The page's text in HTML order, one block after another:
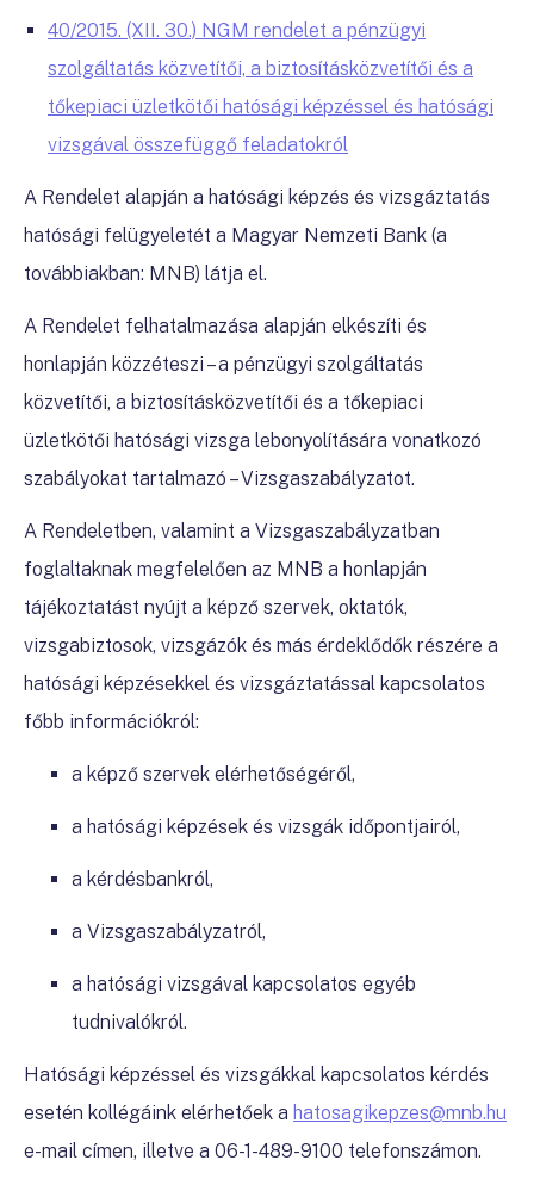
40/2015. (XII. 30.) NGM rendelet a pénzügyi
szolgáltatás közvetítői, a biztosításközvetítői és a
tőkepiaci üzletkötői hatósági képzéssel és hatósági
vizsgával összefüggő feladatokról
A Rendelet alapján a hatósági képzés és vizsgáztatás
hatósági felügyeletét a Magyar Nemzeti Bank (a
továbbiakban: MNB) látja el.
A Rendelet felhatalmazása alapján elkészíti és
honlapján közzéteszi – a pénzügyi szolgáltatás
közvetítői, a biztosításközvetítői és a tőkepiaci
üzletkötői hatósági vizsga lebonyolítására vonatkozó
szabályokat tartalmazó – Vizsgaszabályzatot.
A Rendeletben, valamint a Vizsgaszabályzatban
foglaltaknak megfelelően az MNB a honlapján
tájékoztatást nyújt a képző szervek, oktatók,
vizsgabiztosok, vizsgázók és más érdeklődők részére a
hatósági képzésekkel és vizsgáztatással kapcsolatos
főbb információkról:
a képző szervek elérhetőségéről,
a hatósági képzések és vizsgák időpontjairól,
a kérdésbankról,
a Vizsgaszabályzatról,
a hatósági vizsgával kapcsolatos egyéb
tudnivalókról.
Hatósági képzéssel és vizsgákkal kapcsolatos kérdés
esetén kollégáink elérhetőek a hatosagikepzes@mnb.hu
e-mail címen, illetve a 06-1-489-9100 telefonszámon.